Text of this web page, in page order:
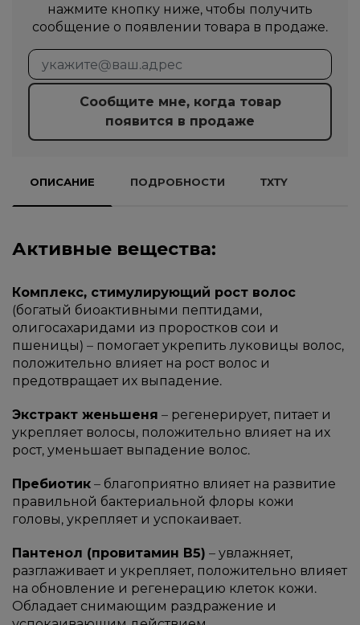
нажмите кнопку ниже, чтобы получить
сообщение о появлении товара в продаже.
Сообщите мне, когда товар
появится в продаже
ОПИСАНИЕ ПОДРОБНОСТИ TXTY
Активные вещества:
Комплекс, стимулирующий рост волос
(богатый биоактивными пептидами,
олигосахаридами из проростков сои и
пшеницы) – помогает укрепить луковицы волос,
положительно влияет на рост волос и
предотвращает их выпадение.
Экстракт женьшеня – регенерирует, питает и
укрепляет волосы, положительно влияет на их
рост, уменьшает выпадение волос.
Пребиотик – благоприятно влияет на развитие
правильной бактериальной флоры кожи
головы, укрепляет и успокаивает.
Пантенол (провитамин В5) – увлажняет,
разглаживает и укрепляет, положительно влияет
на обновление и регенерацию клеток кожи.
Обладает снимающим раздражение и